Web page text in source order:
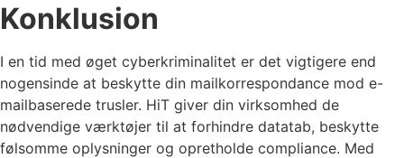
Konklusion
I en tid med øget cyberkriminalitet er det vigtigere end
nogensinde at beskytte din mailkorrespondance mod e-
mailbaserede trusler. HiT giver din virksomhed de
nødvendige værktøjer til at forhindre datatab, beskytte
følsomme oplysninger og opretholde compliance. Med